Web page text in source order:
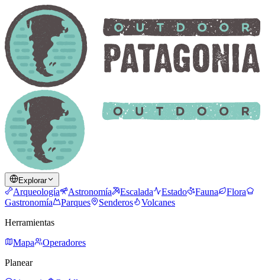
Explorar
Arqueología Astronomía Escalada Estado Fauna
Flora
Gastronomía
Parques Senderos
Volcanes
Herramientas
Mapa
Operadores
Planear